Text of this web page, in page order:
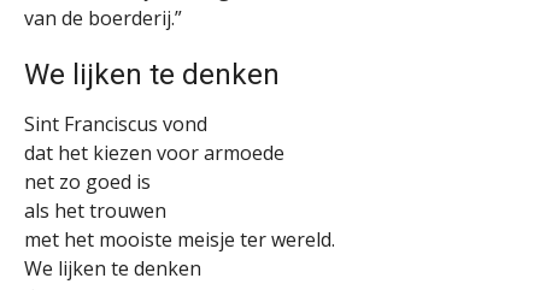
van de boerderij.”
We lijken te denken
Sint Franciscus vond
dat het kiezen voor armoede
net zo goed is
als het trouwen
met het mooiste meisje ter wereld.
We lijken te denken